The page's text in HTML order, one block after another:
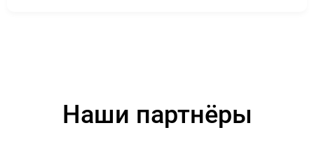
Наши партнёры